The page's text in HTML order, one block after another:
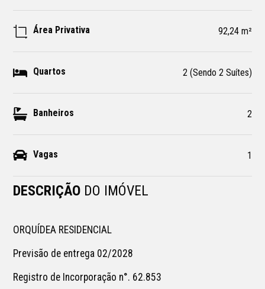
Área Privativa 92,24 m²
Quartos 2 (Sendo 2 Suítes)
Banheiros 2
Vagas 1
DESCRIÇÃO DO IMÓVEL
ORQUÍDEA RESIDENCIAL
Previsão de entrega 02/2028
Registro de Incorporação n°. 62.853